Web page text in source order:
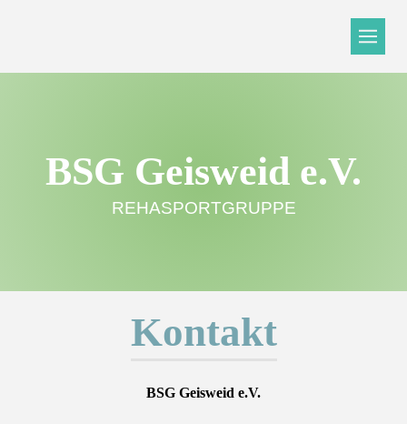
BSG Geisweid e.V.
REHASPORTGRUPPE
Kontakt
BSG Geisweid e.V.